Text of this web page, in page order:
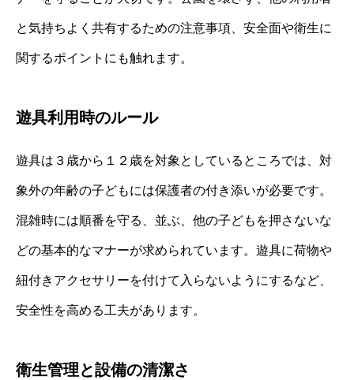
と気持ちよく共有するための注意事項、安全面や衛生に
関するポイントにも触れます。
遊具利用時のルール
遊具は３歳から１２歳を対象としているところでは、対
象外の年齢の子どもには保護者の付き添いが必要です。
混雑時には順番を守る、並ぶ、他の子どもを押さないな
どの基本的なマナーが求められています。遊具に荷物や
紐付きアクセサリーを付けて入らないようにするなど、
安全性を高める工夫があります。
衛生管理と設備の清潔さ